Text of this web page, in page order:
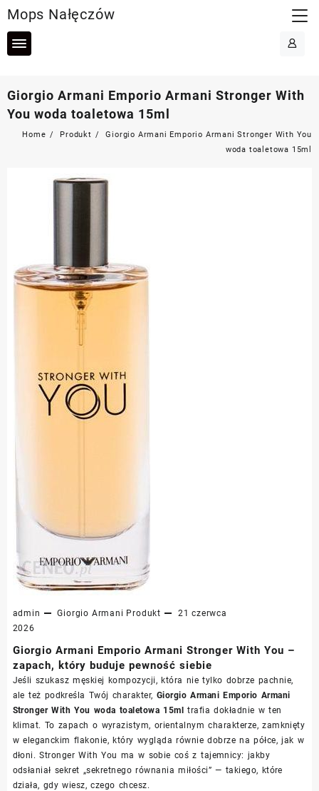
to
content
Mops Nałęczów
Giorgio Armani Emporio Armani Stronger With
You woda toaletowa 15ml
Home Produkt
Giorgio Armani Emporio Armani Stronger With You
woda toaletowa 15ml
admin Giorgio Armani Produkt
21 czerwca
2026
Giorgio Armani Emporio Armani Stronger With You –
zapach, który buduje pewność siebie
Jeśli szukasz męskiej kompozycji, która nie tylko dobrze pachnie,
ale też podkreśla Twój charakter, Giorgio Armani Emporio Armani
Stronger With You woda toaletowa 15ml trafia dokładnie w ten
klimat. To zapach o wyrazistym, orientalnym charakterze, zamknięty
w eleganckim flakonie, który wygląda równie dobrze na półce, jak w
dłoni. Stronger With You ma w sobie coś z tajemnicy: jakby
odsłaniał sekret „sekretnego równania miłości” — takiego, które
działa, gdy wiesz, czego chcesz.